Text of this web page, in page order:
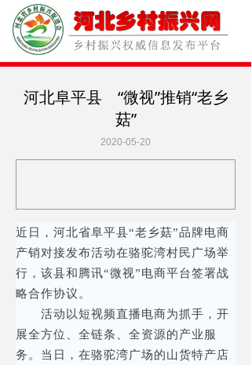
河北阜平县 “微视”推销“老乡
菇”
近日，河北省阜平县“老乡菇”品牌电商
产销对接发布活动在骆驼湾村民广场举
行，该县和腾讯“微视”电商平台签署战
略合作协议。
活动以短视频直播电商为抓手，开
展全方位、全链条、全资源的产业服
务。当日，在骆驼湾广场的山货特产店
2020-05-20